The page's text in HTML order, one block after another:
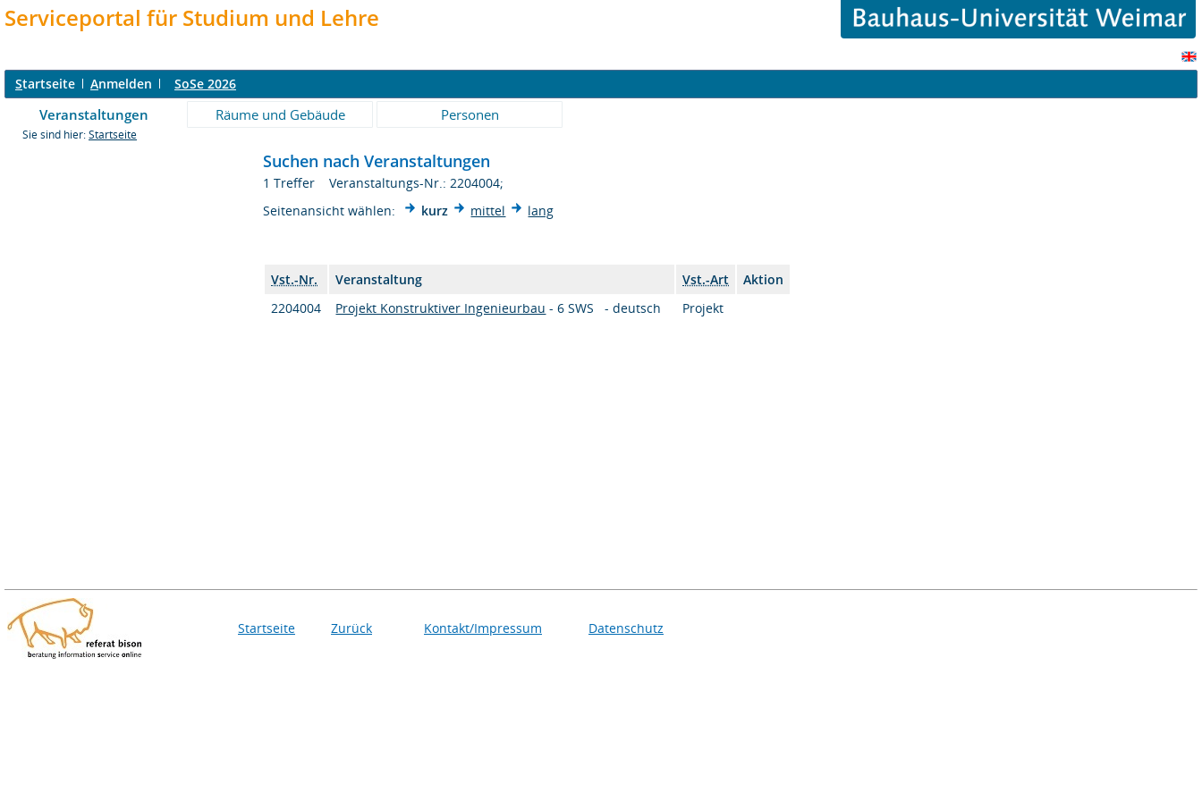
Serviceportal für Studium und Lehre
Startseite Anmelden SoSe 2026
Veranstaltungen Räume und Gebäude Personen
Sie sind hier: Startseite
Suchen nach Veranstaltungen
1 Treffer Veranstaltungs-Nr.: 2204004;
Seitenansicht wählen:
kurz mittel lang
Vst.-Nr. Veranstaltung Vst.-Art
Aktion
2204004
Projekt Konstruktiver Ingenieurbau - 6 SWS - deutsch Projekt
Startseite Zurück Kontakt/Impressum Datenschutz